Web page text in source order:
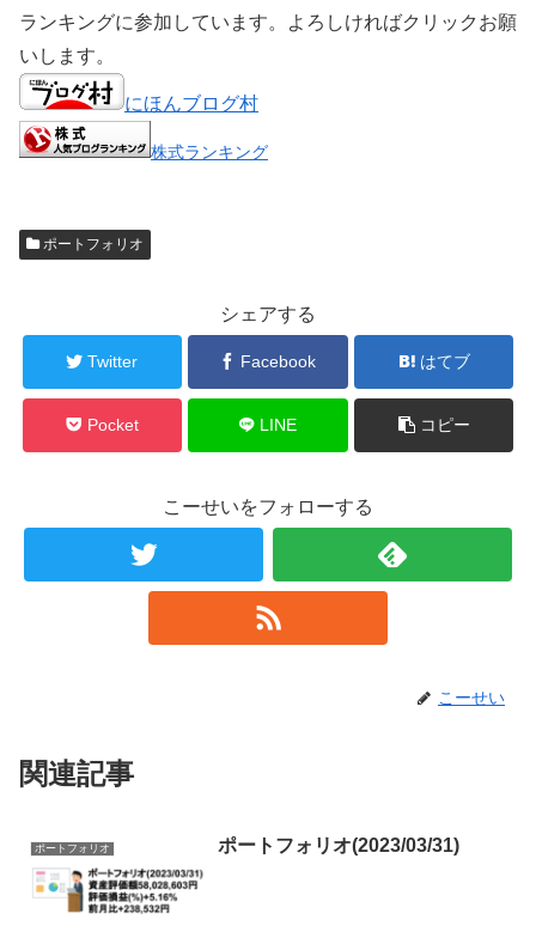
ランキングに参加しています。よろしければクリックお願
いします。
にほんブログ村
株式ランキング
ポートフォリオ
シェアする
Twitter Facebook はてブ
Pocket LINE コピー
こーせいをフォローする
こーせい
関連記事
ポートフォリオ ポートフォリオ(2023/03/31)